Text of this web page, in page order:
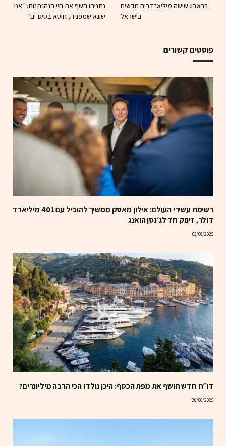
בראבו: שישה מיליארדרים חדשים
בישראל
נתניהו חשף את חיי הנהנתנות: ״אני
שונא שמפניה, חוטא בסיגרים״
פוסטים קשורים
רשימת עשירי העולם: אילון מאסק ממשיך להוביל עם 401 מיליארד
דולר, זינוק חד לג׳נסן הואנג
03/08/2025
דו״ח חדש חושף את מפת הכסף: היכן נולדו הכי הרבה מיליונרים?
20/06/2025